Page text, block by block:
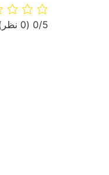
‫0/5 ‫(0 نظر)